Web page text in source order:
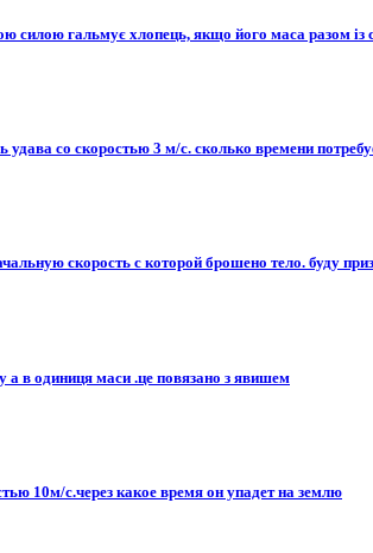
силою гальмує хлопець, якщо його маса разом із
со скоростью 3 м/с. сколько времени
скорость с которой брошено тело. буду
а в одиниця маси .це повязано з явишем
10м/с.через какое время он упадет на землю